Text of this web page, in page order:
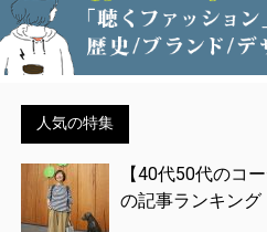
人気の特集
【40代50代のコ
の記事ランキング